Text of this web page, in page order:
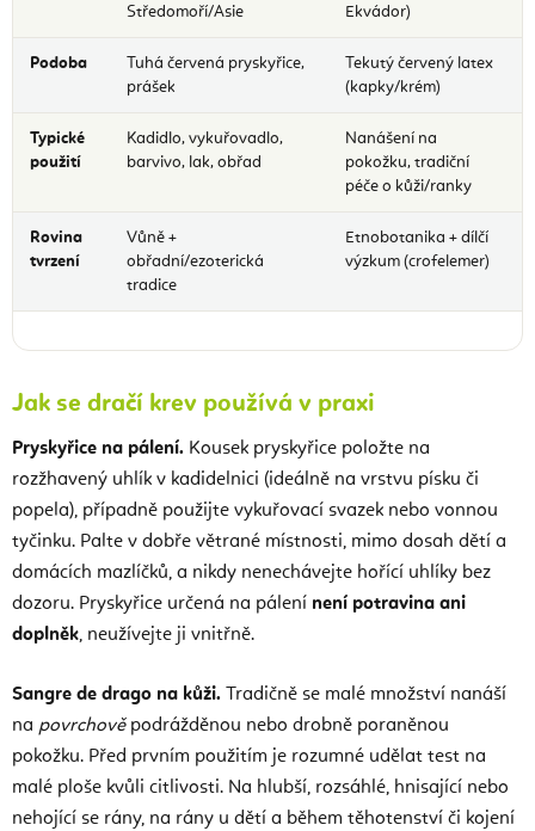
Středomoří/Asie
Ekvádor)
Podoba
Tuhá červená pryskyřice,
prášek
Tekutý červený latex
(kapky/krém)
Typické
použití
Kadidlo, vykuřovadlo,
barvivo, lak, obřad
Nanášení na
pokožku, tradiční
péče o kůži/ranky
Rovina
tvrzení
Vůně +
obřadní/ezoterická
tradice
Etnobotanika + dílčí
výzkum (crofelemer)
Jak se dračí krev používá v praxi
Pryskyřice na pálení. Kousek pryskyřice položte na
rozžhavený uhlík v kadidelnici (ideálně na vrstvu písku či
popela), případně použijte vykuřovací svazek nebo vonnou
tyčinku. Palte v dobře větrané místnosti, mimo dosah dětí a
domácích mazlíčků, a nikdy nenechávejte hořící uhlíky bez
dozoru. Pryskyřice určená na pálení není potravina ani
doplněk, neužívejte ji vnitřně.
Sangre de drago na kůži. Tradičně se malé množství nanáší
na povrchověpodrážděnou nebo drobně poraněnou
pokožku. Před prvním použitím je rozumné udělat test na
malé ploše kvůli citlivosti. Na hlubší, rozsáhlé, hnisající nebo
nehojící se rány, na rány u dětí a během těhotenství či kojení